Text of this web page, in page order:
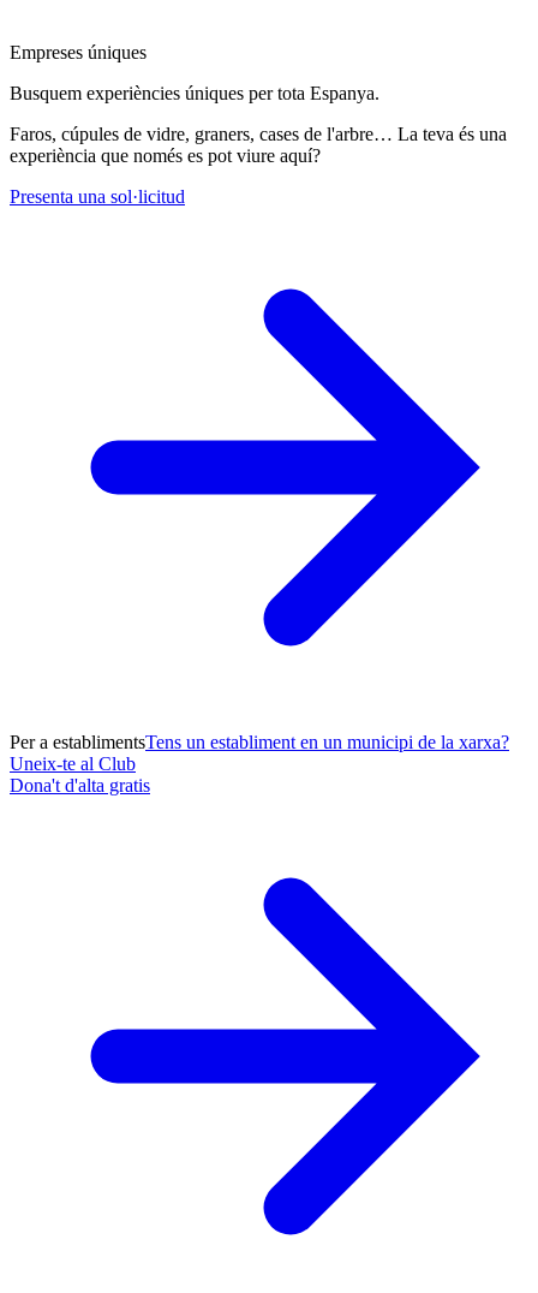
Empreses úniques
Busquem experiències úniques per tota Espanya.
Faros, cúpules de vidre, graners, cases de l'arbre… La teva és una
experiència que només es pot viure aquí?
Presenta una sol·licitud
Per a establimentsTens un establiment en un municipi de la xarxa?
Uneix-te al Club
Dona't d'alta gratis